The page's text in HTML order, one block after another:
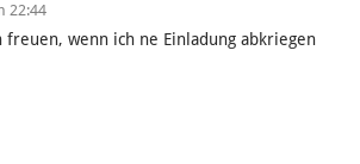
22:44
freuen, wenn ich ne Einladung abkriegen